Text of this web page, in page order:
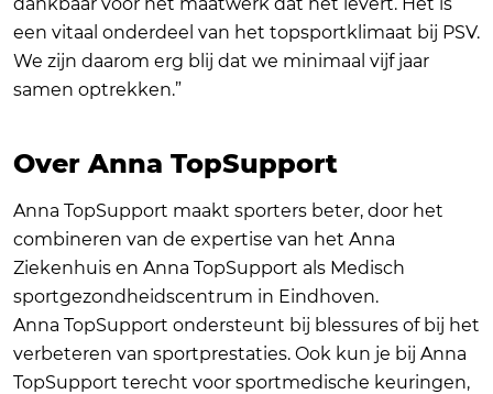
een vitaal onderdeel van het topsportklimaat bij PSV.
We zijn daarom erg blij dat we minimaal vijf jaar
samen optrekken.”
Over Anna TopSupport
Anna TopSupport maakt sporters beter, door het
combineren van de expertise van het Anna
Ziekenhuis en Anna TopSupport als Medisch
sportgezondheidscentrum in Eindhoven.
Anna TopSupport ondersteunt bij blessures of bij het
verbeteren van sportprestaties. Ook kun je bij Anna
TopSupport terecht voor sportmedische keuringen,